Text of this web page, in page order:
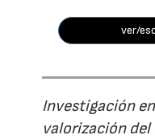
ver/
Investigación
valorización